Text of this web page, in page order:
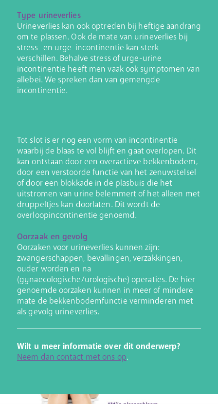
Type urineverlies
Urineverlies kan ook optreden bij heftige aandrang
om te plassen. Ook de mate van urineverlies bij
stress- en urge-incontinentie kan sterk
verschillen. Behalve stress of urge-urine
incontinentie heeft men vaak ook symptomen van
allebei. We spreken dan van gemengde
incontinentie.
Tot slot is er nog een vorm van incontinentie
waarbij de blaas te vol blijft en gaat overlopen. Dit
kan ontstaan door een overactieve bekkenbodem,
door een verstoorde functie van het zenuwstelsel
of door een blokkade in de plasbuis die het
uitstromen van urine belemmert of het alleen met
druppeltjes kan doorlaten. Dit wordt de
overloopincontinentie genoemd.
Oorzaak en gevolg
Oorzaken voor urineverlies kunnen zijn:
zwangerschappen, bevallingen, verzakkingen,
ouder worden en na
(gynaecologische/urologische) operaties. De hier
genoemde oorzaken kunnen in meer of mindere
mate de bekkenbodemfunctie verminderen met
als gevolg urineverlies.
Wilt u meer informatie over dit onderwerp?
Neem dan contact met ons op.